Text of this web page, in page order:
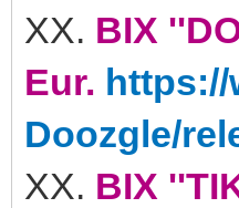
XX. BIX
Eur.
Doozgle/
XX. BIX